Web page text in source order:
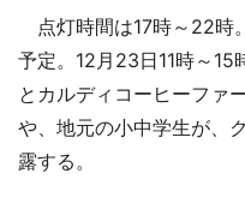
点灯時間は17時～22時
予定。12月23日11時～
とカルディコーヒーファ
や、地元の小中学生が、
露する。